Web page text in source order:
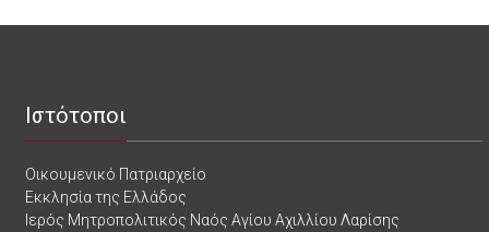
Ιστότοποι
Οικουμενικό Πατριαρχείο
Εκκλησία της Ελλάδος
Ιερός Μητροπολιτικός Ναός Αγίου Αχιλλίου Λαρίσης